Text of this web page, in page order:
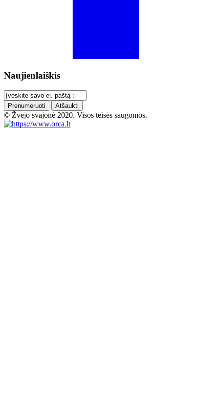
Naujienlaiškis
Prenumeruoti Atšaukti
© Žvejo svajonė 2020. Visos teisės saugomos.